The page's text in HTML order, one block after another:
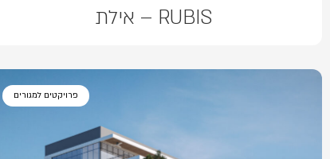
RUBIS – אילת
פרויקטים למגורים